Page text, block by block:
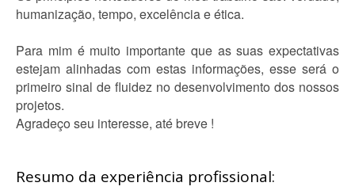
humanização, tempo, excelência e ética.
Para mim é muito importante que as suas expectativas
estejam alinhadas com estas informações, esse será o
primeiro sinal de fluidez no desenvolvimento dos nossos
projetos.
Agradeço seu interesse, até breve !
Resumo da experiência profissional: